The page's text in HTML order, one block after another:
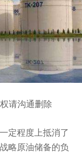
请沟通删除
定程度上抵消了
略原油储备的负